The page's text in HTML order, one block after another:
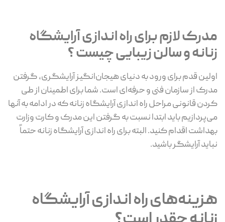
مدرک لازم برای راه اندازی آرایشگاه
زنانه و سالن زیبایی چیست ؟
اولین قدم برای ورود به دنیای هیجان‌انگیز آرایشگری، گرفتن
مدرک از سازمان فنی و حرفه‌ای است. شما برای اطمینان از طی
کردن قانونی مراحل راه اندازی آرایشگاه زنانه که در ادامه به آنها
می‌پردازیم باید ابتدا نسبت به گرفتن این مدرک و کارت وزارت
بهداشت اقدام کنید. البته برای راه اندازی آرایشگاه زنانه حتماً
نباید آرایشگر باشید.
هزینه‌های راه اندازی آرایشگاه